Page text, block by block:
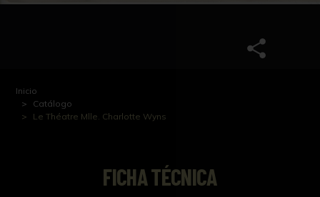
Inicio
Catálogo
Le Théatre Mlle. Charlotte Wyns
FICHA TÉCNICA